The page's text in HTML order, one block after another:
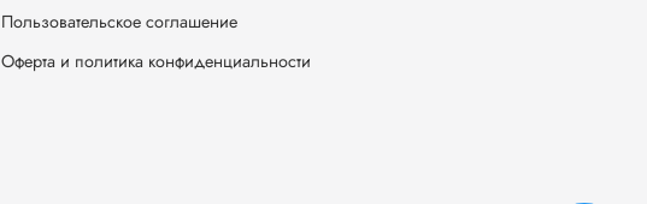
Пользовательское соглашение
Оферта и политика конфиденциальности